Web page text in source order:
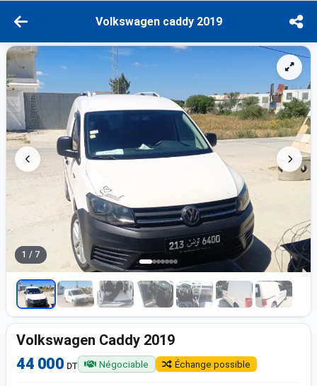
Volkswagen caddy 2019
1 / 7
Volkswagen Caddy 2019
44 000 DT Négociable Échange possible